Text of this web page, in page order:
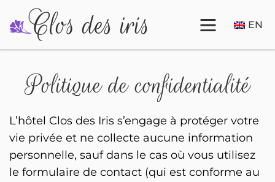
EN
Politique de confidentialité
L’hôtel Clos des Iris s’engage à protéger votre
vie privée et ne collecte aucune information
personnelle, sauf dans le cas où vous utilisez
le formulaire de contact (qui est conforme au